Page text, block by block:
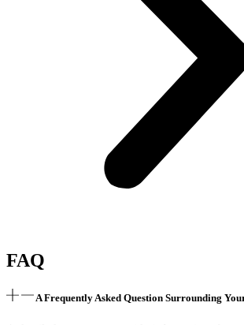
FAQ
A Frequently Asked Question Surrounding